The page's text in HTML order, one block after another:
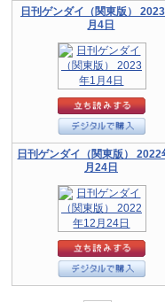
日刊ゲンダイ（関東版）
月4日
日刊ゲンダイ（関東版） 2022
月24日